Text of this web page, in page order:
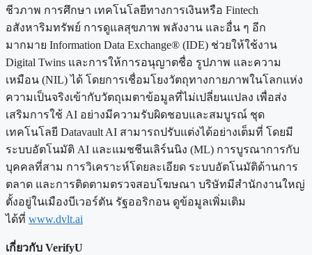
ชีวภาพ การศึกษา เทคโนโลยีทางการเงินหรือ Fintech
อสังหาริมทรัพย์ การดูแลสุขภาพ พลังงาน และอื่น ๆ อีก
มากมาย Information Data Exchange® (IDE) ช่วยให้ใช้งาน
Digital Twins และการให้การอนุญาตชื่อ รูปภาพ และความ
เหมือน (NIL) ได้ โดยการเชื่อมโยงวัตถุทางกายภาพในโลกแห่ง
ความเป็นจริงเข้ากับวัตถุเมตาข้อมูลที่ไม่เปลี่ยนแปลง เพื่อส่ง
เสริมการใช้ AI อย่างมีความรับผิดชอบและสมบูรณ์ ชุด
เทคโนโลยี Datavault AI สามารถปรับแต่งได้อย่างเต็มที่ โดยมี
ระบบอัตโนมัติ AI และแมชชีนเลิร์นนิง (ML) การบูรณาการกับ
บุคคลที่สาม การวิเคราะห์โดยละเอียด ระบบอัตโนมัติด้านการ
ตลาด และการติดตามตรวจสอบโฆษณา บริษัทมีสำนักงานใหญ่
ตั้งอยู่ในเมืองบีเวอร์ตัน รัฐออริกอน ดูข้อมูลเพิ่มเติม
ได้ที่ www.dvlt.ai
เกี่ยวกับ VerifyU